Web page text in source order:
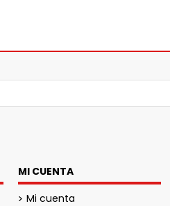
MI CUENTA
Mi cuenta